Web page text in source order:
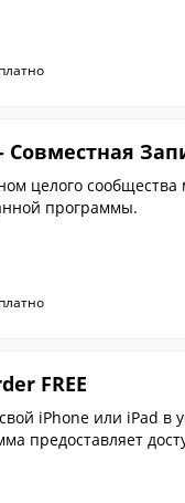
Совместная
целого
программы.
FREE
iPhone или iPad в
предоставляет